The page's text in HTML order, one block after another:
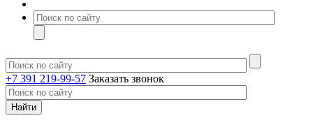
+7 391 219-99-57 Заказать звонок